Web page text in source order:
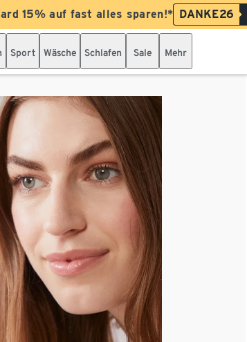
15% auf fast alles sparen!* DANKE26
Sport Wäsche Schlafen Sale Mehr